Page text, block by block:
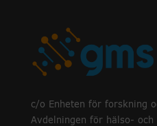
c/o Enheten för forskning
Avdelningen för hälso-